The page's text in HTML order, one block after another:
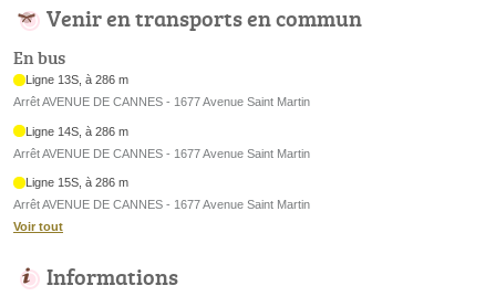
Venir en transports en commun
En bus
Ligne 13S, à 286 m
Arrêt AVENUE DE CANNES - 1677 Avenue Saint Martin
Ligne 14S, à 286 m
Arrêt AVENUE DE CANNES - 1677 Avenue Saint Martin
Ligne 15S, à 286 m
Arrêt AVENUE DE CANNES - 1677 Avenue Saint Martin
Voir tout
Informations